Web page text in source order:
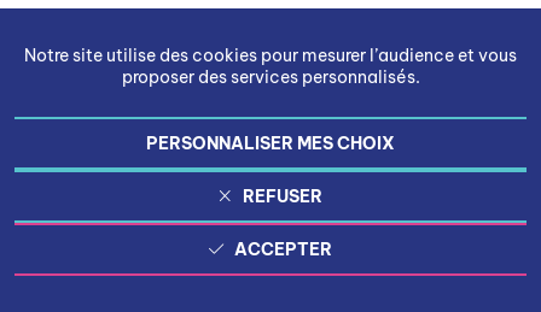
Notre site utilise des cookies pour mesurer l’audience et vous
proposer des services personnalisés.
PERSONNALISER MES CHOIX
REFUSER
ACCEPTER